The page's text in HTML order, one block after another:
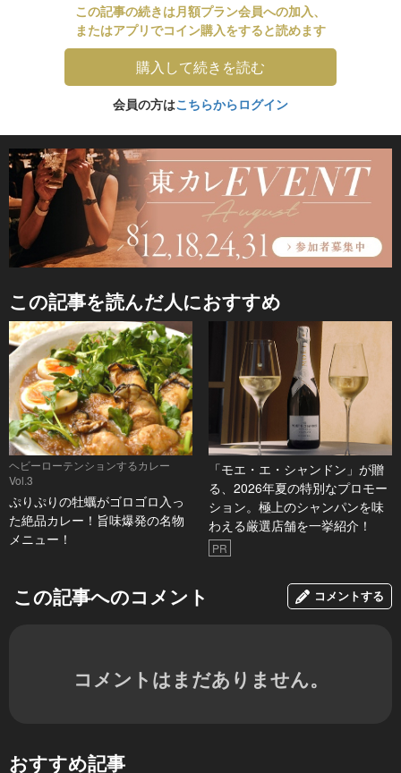
この記事の続きは月額プラン会員への加入、
またはアプリでコイン購入をすると読めます
購入して続きを読む
会員の方はこちらからログイン
この記事を読んだ人におすすめ
ヘビーローテンションするカレー
Vol.3
ぷりぷりの牡蠣がゴロゴロ入っ
た絶品カレー！旨味爆発の名物
メニュー！
「モエ・エ・シャンドン」が贈
る、2026年夏の特別なプロモー
ション。極上のシャンパンを味
わえる厳選店舗を一挙紹介！
PR
この記事へのコメント コメントする
コメントはまだありません。
おすすめ記事